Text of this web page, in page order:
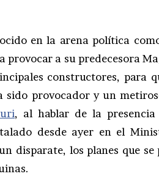
en la arena política
provocar a su predecesora
constructores, para
sido provocador y un
, al hablar de la
desde ayer en el
disparate, los planes que se